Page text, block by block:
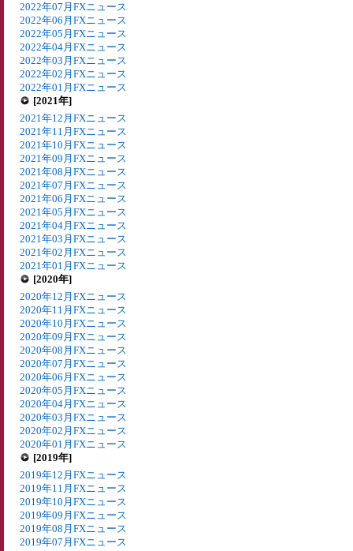
2022年07月FXニュース
2022年06月FXニュース
2022年05月FXニュース
2022年04月FXニュース
2022年03月FXニュース
2022年02月FXニュース
2022年01月FXニュース
[2021年]
2021年12月FXニュース
2021年11月FXニュース
2021年10月FXニュース
2021年09月FXニュース
2021年08月FXニュース
2021年07月FXニュース
2021年06月FXニュース
2021年05月FXニュース
2021年04月FXニュース
2021年03月FXニュース
2021年02月FXニュース
2021年01月FXニュース
[2020年]
2020年12月FXニュース
2020年11月FXニュース
2020年10月FXニュース
2020年09月FXニュース
2020年08月FXニュース
2020年07月FXニュース
2020年06月FXニュース
2020年05月FXニュース
2020年04月FXニュース
2020年03月FXニュース
2020年02月FXニュース
2020年01月FXニュース
[2019年]
2019年12月FXニュース
2019年11月FXニュース
2019年10月FXニュース
2019年09月FXニュース
2019年08月FXニュース
2019年07月FXニュース